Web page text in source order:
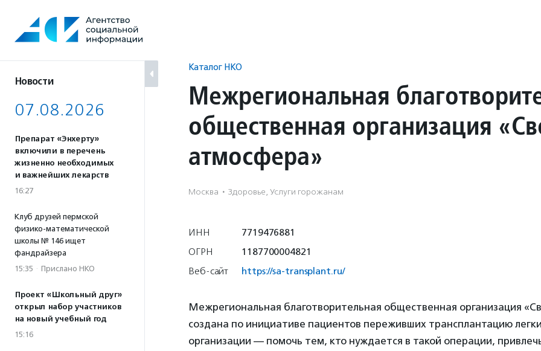
содержанию
Новости
07.08.2026
Препарат «Энхерту»
включили в перечень
жизненно необходимых
и важнейших лекарств
16:27
Клуб друзей пермской
физико-математической
школы № 146 ищет
фандрайзера
15:35 · Прислано НКО
Проект «Школьный друг»
открыл набор участников
на новый учебный год
15:16
Каталог НКО
Межрегиональная
общественная организация
атмосфера»
Москва · Здоровье, Услуги горожанам
ИНН
7719476881
ОГРН
1187700004821
Веб-сайт
https://sa-transplant.ru/
Межрегиональная благотворительная общественная организация
создана по инициативе пациентов переживших трансплантацию
организации — помочь тем, кто нуждается в такой операции,